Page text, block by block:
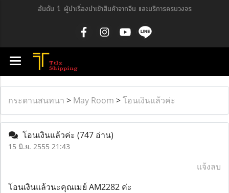
อันดับ 1 ผู้นำเรื่องนำเข้าสินค้าจากจีน และบริการครบวงจร
กระดานสนทนา > May Room >โอนเงินแล้วค่ะ
โอนเงินแล้วค่ะ (747 อ่าน)
15 มิ.ย. 2555 21:43
แจ้งลบ
โอนเงินแล้วนะคุณเมย์ AM2282 ค่ะ